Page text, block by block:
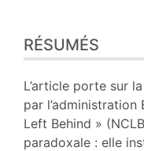
Plan
Texte
Bibliographie
Notes
Citer cet article
Auteur
RÉSUMÉS
L’article porte sur
par
Left Behind »
paradoxale : elle